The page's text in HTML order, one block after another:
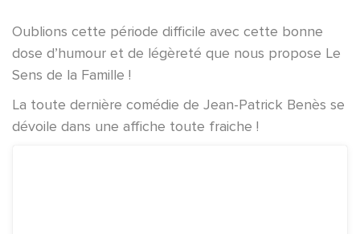
Oublions cette période difficile avec cette bonne
dose d’humour et de légèreté que nous propose Le
Sens de la Famille !
La toute dernière comédie de Jean-Patrick Benès se
dévoile dans une affiche toute fraiche !